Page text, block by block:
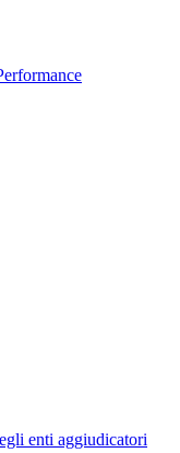
enti aggiudicatori